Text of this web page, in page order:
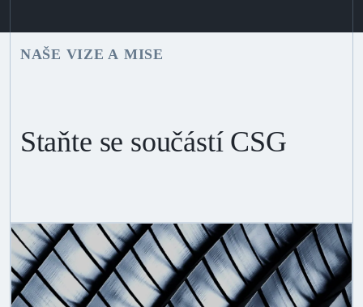
NAŠE VIZE A MISE
Staňte se součástí CSG